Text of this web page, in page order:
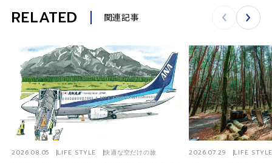
RELATED 関連記事
2026.08.05 LIFE STYLE 快適な空だけの旅 2026.07.29 LIFE